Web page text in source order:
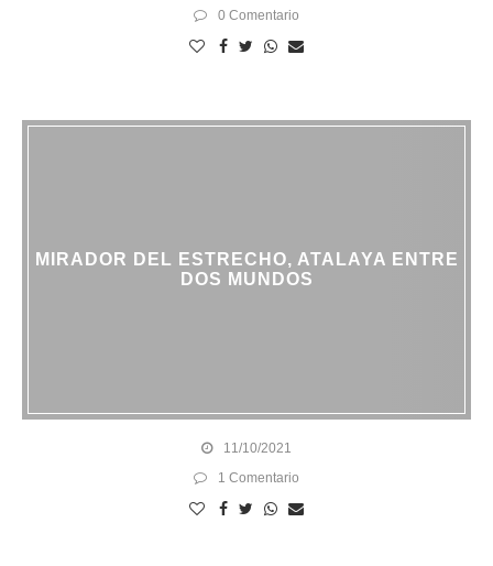
0 Comentario
MIRADOR DEL ESTRECHO, ATALAYA ENTRE
DOS MUNDOS
11/10/2021
1 Comentario